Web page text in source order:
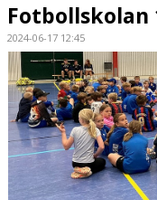
NYHETER
OM VALLENS IF
KONTAKT
KALENDER
MATCHER
Fotbollskolan
2024-06-17 12:45